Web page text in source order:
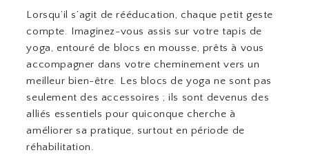
Lorsqu’il s’agit de rééducation, chaque petit geste
compte. Imaginez-vous assis sur votre tapis de
yoga, entouré de blocs en mousse, prêts à vous
accompagner dans votre cheminement vers un
meilleur bien-être. Les blocs de yoga ne sont pas
seulement des accessoires ; ils sont devenus des
alliés essentiels pour quiconque cherche à
améliorer sa pratique, surtout en période de
réhabilitation.